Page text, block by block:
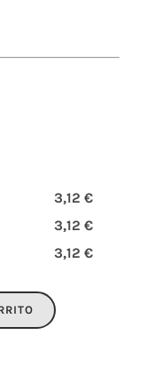
3,12 €
3,12 €
3,12 €